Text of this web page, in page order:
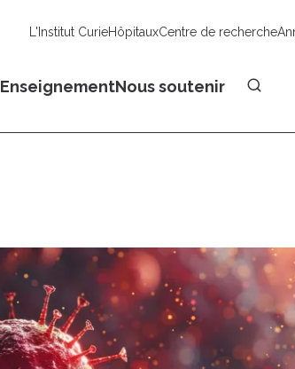
L'Institut CurieHôpitauxCentre de recherche
EnseignementNous soutenir